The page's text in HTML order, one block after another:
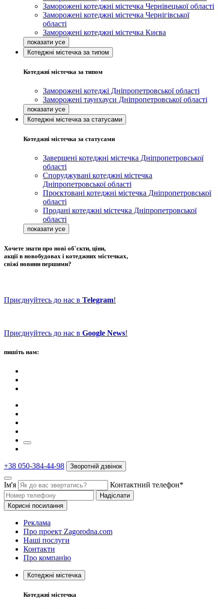
Заморожені котеджні містечка Чернівецької області
Заморожені котеджні містечка Чернігівської
області
Заморожені котеджні містечка Києва
Котеджні містечка за типом
Котеджні містечка за типом
Заморожені котеджі Дніпропетровської області
Заморожені таунхауси Дніпропетровської області
Котеджні містечка за статусами
Котеджні містечка за статусами
Завершені котеджні містечка Дніпропетровської
області
Споруджувані котеджні містечка
Дніпропетровської області
Проєктовані котеджні містечка Дніпропетровської
області
Продані котеджні містечка Дніпропетровської
області
Хочете знати про нові об'єкти, ціни,
акції в новобудовах і котеджних містечках,
свіжі новини першими?
Приєднуйтесь до нас в Telegram!
Приєднуйтесь до нас в Google News!
пишіть нам:
+38 050-384-44-98 Зворотній дзвінок
Ім'я Контактний телефон*
Надіслати
Корисні посилання
Реклама
Про проект Zagorodna.com
Наші послуги
Контакти
Про компанію
Котеджні містечка
Котеджні містечка